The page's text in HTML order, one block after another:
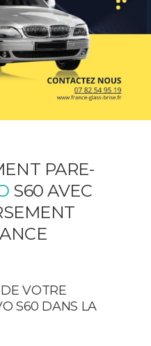
PARE-
S60 AVEC
VOTRE
S60 DANS LA